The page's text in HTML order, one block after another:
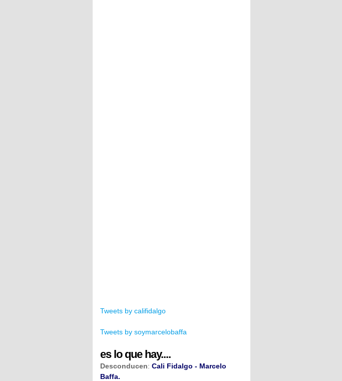
Tweets by califidalgo
Tweets by soymarcelobaffa
es lo que hay....
Desconducen: Cali Fidalgo - Marcelo
Baffa.